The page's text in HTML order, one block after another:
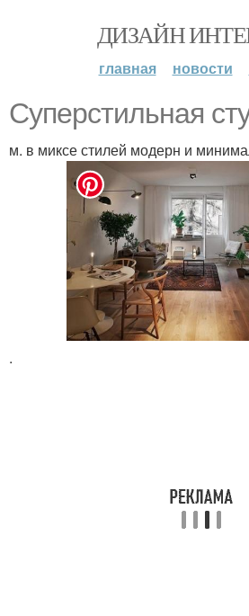
ДИЗАЙН
главная новости
Суперстильная
м. в миксе стилей модерн и
.